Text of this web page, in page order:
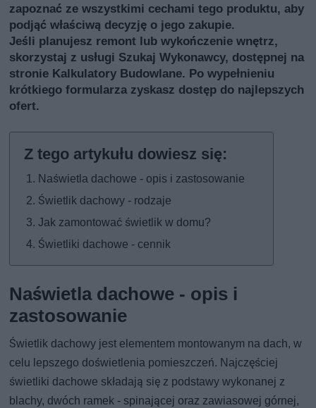
zapoznać ze wszystkimi cechami tego produktu, aby
podjąć właściwą decyzję o jego zakupie.
Jeśli planujesz remont lub wykończenie wnętrz,
skorzystaj z usługi Szukaj Wykonawcy, dostępnej na
stronie Kalkulatory Budowlane. Po wypełnieniu
krótkiego formularza zyskasz dostęp do najlepszych
ofert.
Naświetla dachowe - opis i zastosowanie
Świetlik dachowy - rodzaje
Jak zamontować świetlik w domu?
Świetliki dachowe - cennik
Naświetla dachowe - opis i
zastosowanie
Świetlik dachowy jest elementem montowanym na dach, w
celu lepszego doświetlenia pomieszczeń. Najczęściej
świetliki dachowe składają się z podstawy wykonanej z
blachy, dwóch ramek - spinającej oraz zawiasowej górnej,